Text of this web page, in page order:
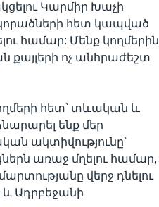
Կարմիր Խաչի
հետ կապված
համար: Մենք կողմերին
քայլերի ոչ անհրաժեշտ
հետ՝ տևական և
ենք մեր
ակտիվությունը՝
առաջ մղելու համար,
վերջ դնելու
Ադրբեջանի